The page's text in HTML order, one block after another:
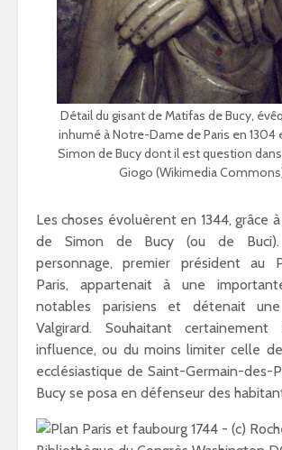
Détail du gisant de Matifas de Bucy,
inhumé à Notre-Dame de Paris en 1304
Simon de Bucy dont il est question
Giogo (Wikimedia
Les choses évoluèrent en 1344, grâce
de Simon de Bucy (ou de
personnage, premier président au
Paris, appartenait à une
notables parisiens et détenait
Valgirard. Souhaitant
influence, ou du moins limiter celle
ecclésiastique de Saint-Germain-des-
Bucy se posa en défenseur des